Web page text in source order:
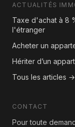
ACTUALITÉS
Taxe d'achat à 8
l'étranger
Acheter un
Hériter d’un
Tous les articles →
CONTACT
Pour toute